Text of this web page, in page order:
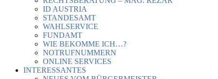
ID AUSTRIA
STANDESAMT
WAHLSERVICE
FUNDAMT
WIE BEKOMME ICH…?
NOTRUFNUMMERN
ONLINE SERVICES
INTERESSANTES